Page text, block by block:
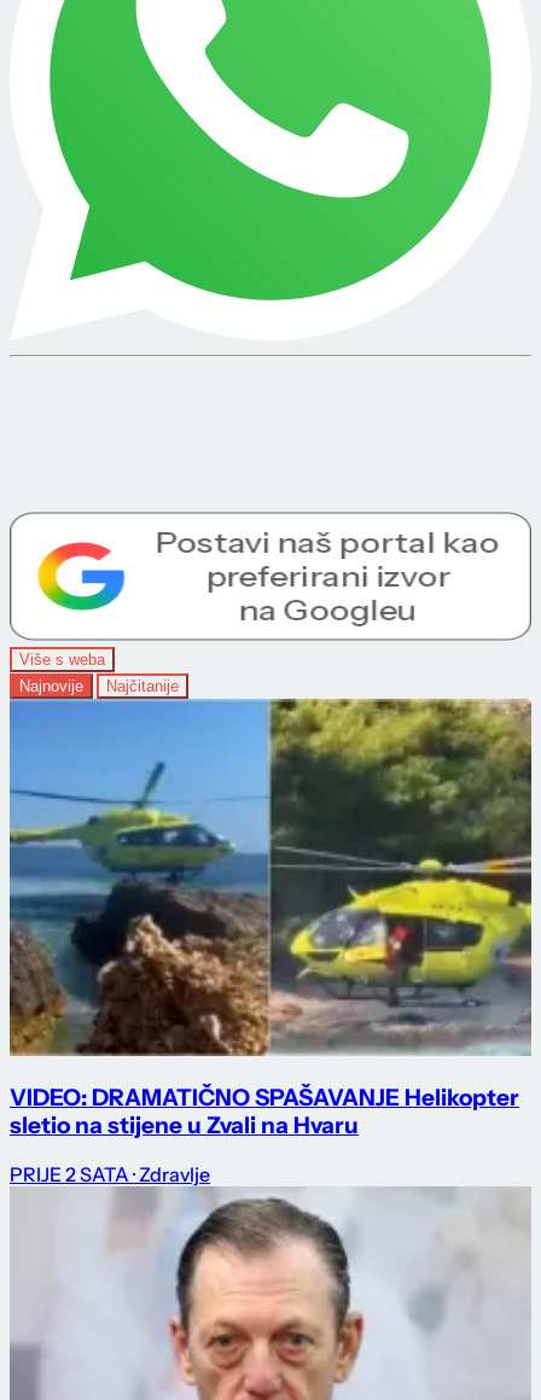
Više s weba
Najnovije
Najčitanije
VIDEO: DRAMATIČNO SPAŠAVANJE Helikopter
sletio na stijene u Zvali na Hvaru
PRIJE 2 SATA · Zdravlje